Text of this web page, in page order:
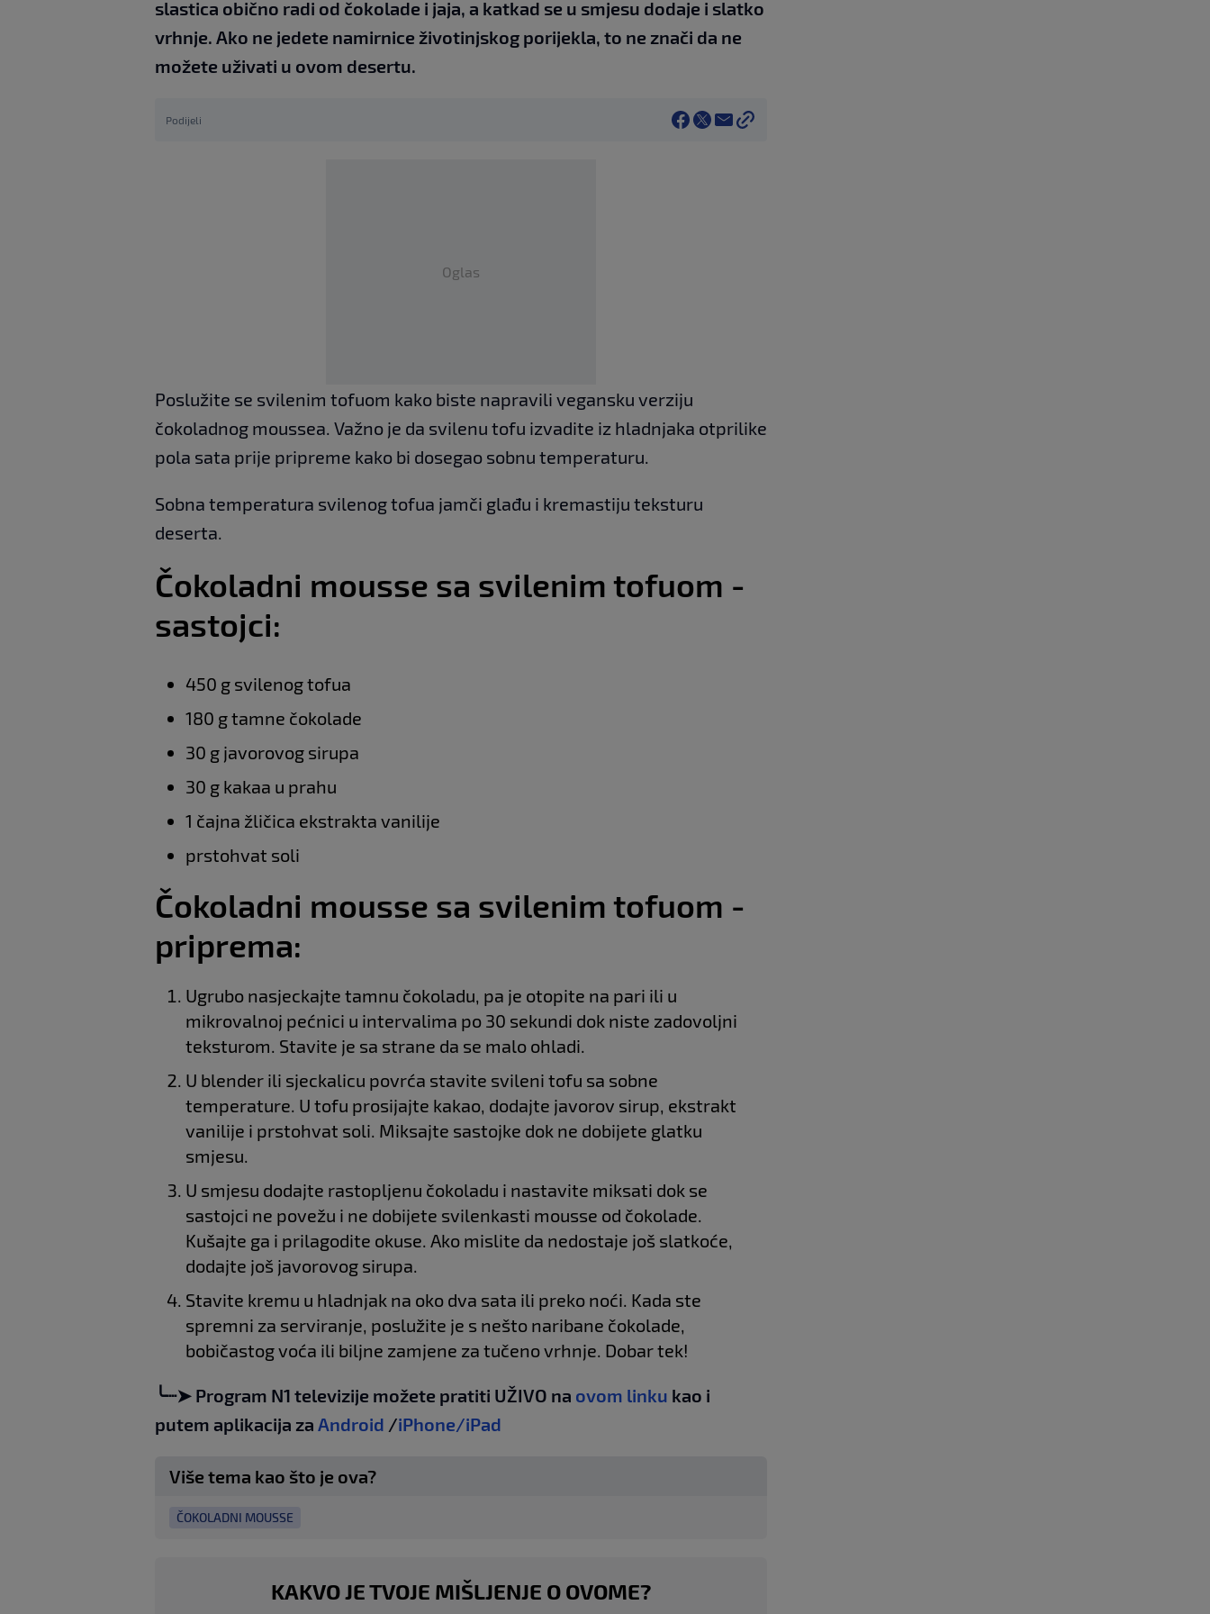
slastica obično radi od čokolade i jaja, a katkad se u smjesu dodaje i slatko
vrhnje. Ako ne jedete namirnice životinjskog porijekla, to ne znači da ne
možete uživati u ovom desertu.
Podijeli
Oglas
Poslužite se svilenim tofuom kako biste napravili vegansku verziju
čokoladnog moussea. Važno je da svilenu tofu izvadite iz hladnjaka otprilike
pola sata prije pripreme kako bi dosegao sobnu temperaturu.
Sobna temperatura svilenog tofua jamči glađu i kremastiju teksturu
deserta.
Čokoladni mousse sa svilenim tofuom -
sastojci:
450 g svilenog tofua
180 g tamne čokolade
30 g javorovog sirupa
30 g kakaa u prahu
1 čajna žličica ekstrakta vanilije
prstohvat soli
Čokoladni mousse sa svilenim tofuom -
priprema:
Ugrubo nasjeckajte tamnu čokoladu, pa je otopite na pari ili u
mikrovalnoj pećnici u intervalima po 30 sekundi dok niste zadovoljni
teksturom. Stavite je sa strane da se malo ohladi.
U blender ili sjeckalicu povrća stavite svileni tofu sa sobne
temperature. U tofu prosijajte kakao, dodajte javorov sirup, ekstrakt
vanilije i prstohvat soli. Miksajte sastojke dok ne dobijete glatku
smjesu.
U smjesu dodajte rastopljenu čokoladu i nastavite miksati dok se
sastojci ne povežu i ne dobijete svilenkasti mousse od čokolade.
Kušajte ga i prilagodite okuse. Ako mislite da nedostaje još slatkoće,
dodajte još javorovog sirupa.
Stavite kremu u hladnjak na oko dva sata ili preko noći. Kada ste
spremni za serviranje, poslužite je s nešto naribane čokolade,
bobičastog voća ili biljne zamjene za tučeno vrhnje. Dobar tek!
╰┈➤ Program N1 televizije možete pratiti UŽIVO na ovom linku kao i
putem aplikacija za Android /iPhone/iPad
Više tema kao što je ova?
ČOKOLADNI MOUSSE
KAKVO JE TVOJE MIŠLJENJE O OVOME?